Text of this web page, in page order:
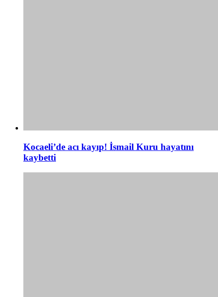
Kocaeli’de acı kayıp! İsmail Kuru hayatını
kaybetti